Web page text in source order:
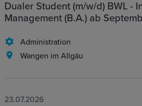
Dualer Student (m/w/d) BWL -
Management (B.A.) ab
Administration
Wangen im Allgäu
23.07.2026